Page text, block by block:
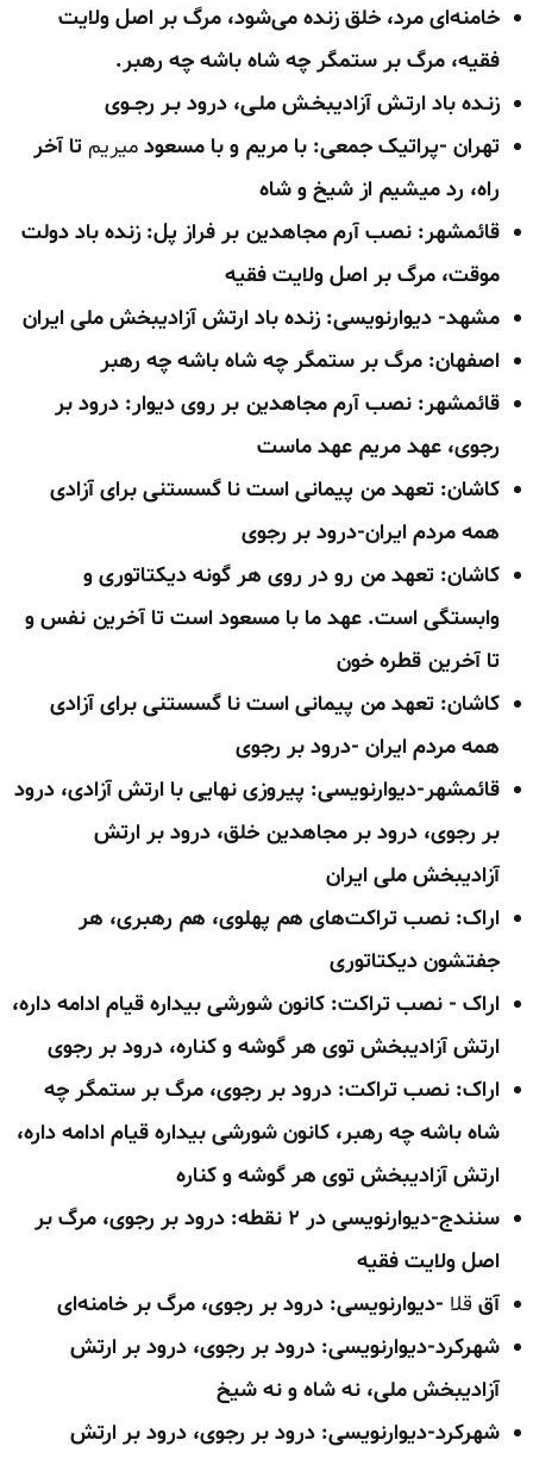
خامنه‌ای مرد، خلق زنده می‌شود، مرگ بر اصل ولایت
فقیه، مرگ بر ستمگر چه شاه باشه چه رهبر.
زنـده باد ارتـش آزادیبخـش ملـی، درود بـر رجــوی
تهران -پراتیک جمعی: با مریم و با مسعود میریم تا آخر
راه، رد میشیم از شیخ و شاه
قائمشهر: نصب آرم مجاهدین بر فراز پل: زنده باد دولت
موقت، مرگ بر اصل ولایت فقیه
مشهد- دیوارنویسی: زنده باد ارتش آزادیبخش ملی ایران
اصفهان: مرگ بر ستمگر چه شاه باشه چه رهبر
قائمشهر: نصب آرم مجاهدین بر روی دیوار: درود بر
رجوی، عهد مریم عهد ماست
کاشان: تعهد من پیمانی است نا گسستنی برای آزادی
همه مردم ایران-درود بر رجوی
کاشان: تعهد من رو در روی هر گونه دیکتاتوری و
وابستگی است. عهد ما با مسعود است تا آخرین نفس و
تا آخرین قطره خون
کاشان: تعهد من پیمانی است نا گسستنی برای آزادی
همه مردم ایران -درود بر رجوی
قائمشهر-دیوارنویسی: پیروزی نهایی با ارتش آزادی، درود
بر رجوی، درود بر مجاهدین خلق، درود بر ارتش
آزادیبخش ملی ایران
اراک: نصب تراکت‌های هم پهلوی، هم رهبری، هر
جفتشون دیکتاتوری
اراک - نصب تراکت: کانون شورشی بیداره قیام ادامه داره،
ارتش آزادیبخش توی هر گوشه و کناره، درود بر رجوی
اراک: نصب تراکت: درود بر رجوی، مرگ بر ستمگر چه
شاه باشه چه رهبر، کانون شورشی بیداره قیام ادامه داره،
ارتش آزادیبخش توی هر گوشه و کناره
سنندج-دیوارنویسی در ۲ نقطه: درود بر رجوی، مرگ بر
اصل ولایت فقیه
آق قلا -دیوارنویسی: درود بر رجوی، مرگ بر خامنه‌ای
شهرکرد-دیوارنویسی: درود بر رجوی، درود بر ارتش
آزادیبخش ملی، نه شاه و نه شیخ
شهرکرد-دیوارنویسی: درود بر رجوی، درود بر ارتش